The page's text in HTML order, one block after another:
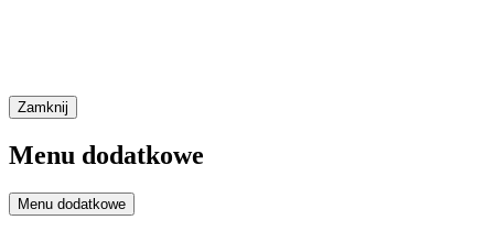
Zamknij
Menu dodatkowe
Menu dodatkowe